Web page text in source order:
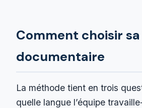
Comment choisir
documentaire
La méthode tient en trois
quelle langue l’équipe